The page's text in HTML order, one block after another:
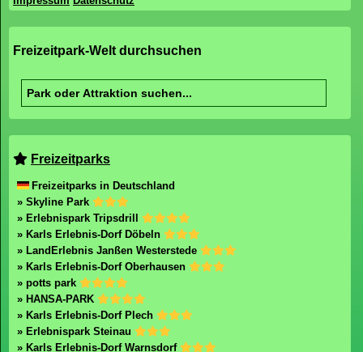
Freizeitpark-Welt durchsuchen
Freizeitparks
Freizeitparks in Deutschland
» Skyline Park
» Erlebnispark Tripsdrill
» Karls Erlebnis-Dorf Döbeln
» LandErlebnis Janßen Westerstede
» Karls Erlebnis-Dorf Oberhausen
» potts park
» HANSA-PARK
» Karls Erlebnis-Dorf Plech
» Erlebnispark Steinau
» Karls Erlebnis-Dorf Warnsdorf